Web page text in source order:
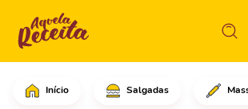
Início Salgadas